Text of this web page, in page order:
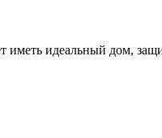
иметь идеальный дом,